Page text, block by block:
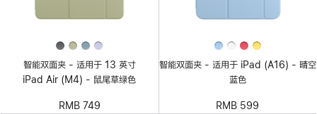
智能双面夹 - 适用于 13 英寸
iPad Air (M4) - 鼠尾草绿色
RMB 749
智能双面夹 - 适用于 iPad (A16) - 晴空
蓝色
RMB 599